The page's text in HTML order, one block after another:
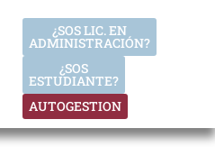
AUTOGESTION
¿SOS
ESTUDIANTE?
¿SOS LIC. EN
ADMINISTRACIÓN?